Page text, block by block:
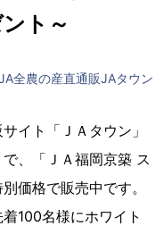
ト～
全農の産直通販JAタウン
イト「ＪＡタウン」
、「ＪＡ福岡京築 ス
価格で販売中です。
100名様にホワイト